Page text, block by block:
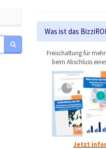
Was ist das
Freischaltung für
beim Abschluss
Jetzt